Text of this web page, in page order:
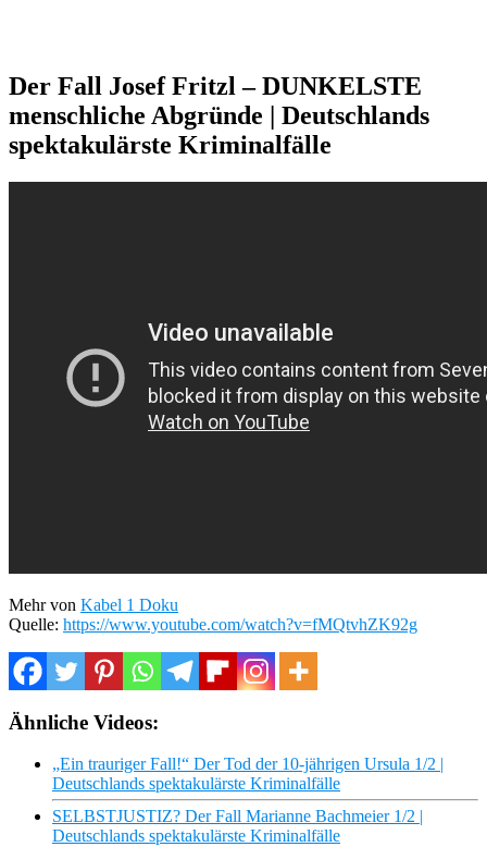
Der Fall Josef Fritzl – DUNKELSTE
menschliche Abgründe | Deutschlands
spektakulärste Kriminalfälle
Mehr von Kabel 1 Doku
Quelle: https://www.youtube.com/watch?v=fMQtvhZK92g
Ähnliche Videos:
„Ein trauriger Fall!“ Der Tod der 10-jährigen Ursula 1/2 |
Deutschlands spektakulärste Kriminalfälle
SELBSTJUSTIZ? Der Fall Marianne Bachmeier 1/2 |
Deutschlands spektakulärste Kriminalfälle